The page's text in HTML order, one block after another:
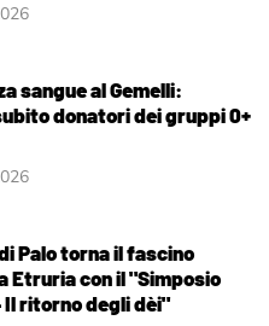
sangue al Gemelli:
donatori dei gruppi 0+
Palo torna il fascino
Etruria con il "Simposio
Il ritorno degli dèi"